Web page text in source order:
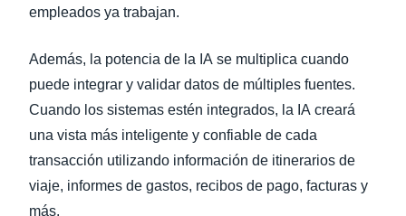
empleados ya trabajan.
Además, la potencia de la IA se multiplica cuando
puede integrar y validar datos de múltiples fuentes.
Cuando los sistemas estén integrados, la IA creará
una vista más inteligente y confiable de cada
transacción utilizando información de itinerarios de
viaje, informes de gastos, recibos de pago, facturas y
más.